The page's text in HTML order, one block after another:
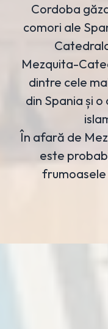
Cordoba
comori ale
Mezquita-
dintre cele
din Spania și
În afară de
este
frumoasele